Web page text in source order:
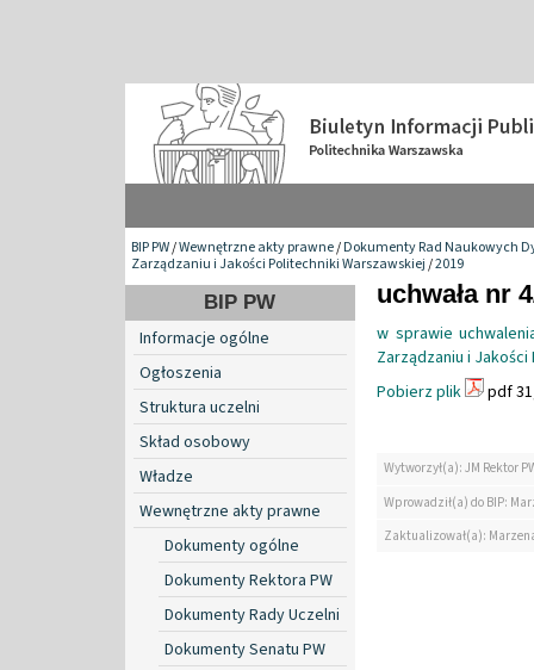
BIP PW/Wewnętrzne akty prawne/Dokumenty Rad Naukowych
Zarządzaniu i Jakości Politechniki Warszawskiej/2019
BIP PW
Informacje ogólne
Ogłoszenia
Struktura uczelni
Skład osobowy
Władze
Wewnętrzne akty prawne
Dokumenty ogólne
Dokumenty Rektora PW
Dokumenty Rady Uczelni
Dokumenty Senatu PW
uchwała nr
w sprawie
Zarządzaniu i
Pobierz plik
pdf
Wytworzył(a): JM Rektor
Wprowadził(a) do BIP:
Zaktualizował(a):